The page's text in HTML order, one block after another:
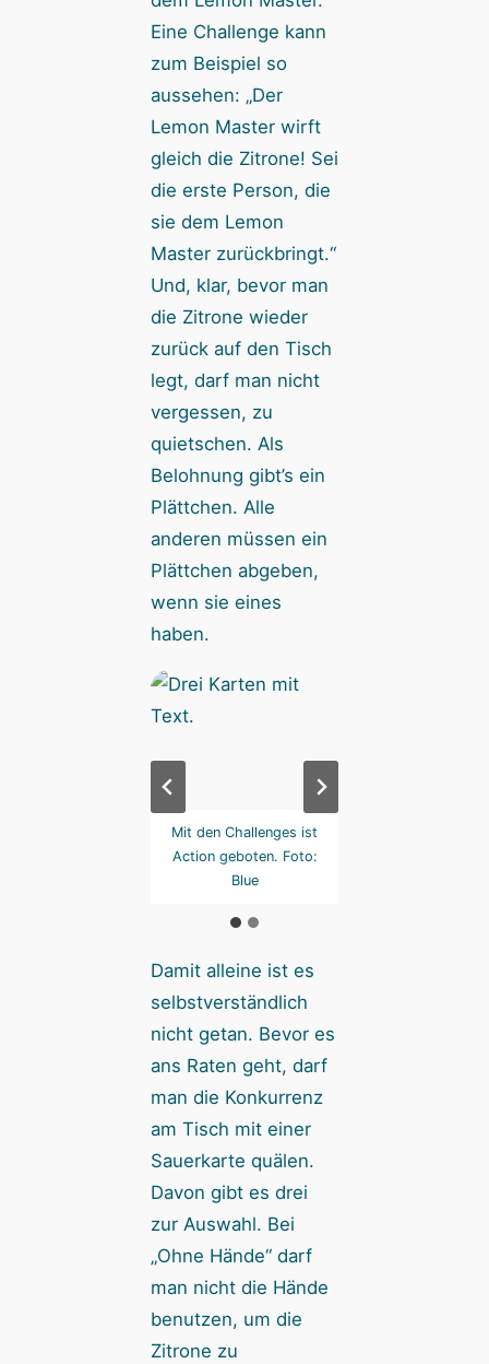
Eine Challenge kann
zum Beispiel so
aussehen: „Der
Lemon Master wirft
gleich die Zitrone! Sei
die erste Person, die
sie dem Lemon
Master zurückbringt.“
Und, klar, bevor man
die Zitrone wieder
zurück auf den Tisch
legt, darf man nicht
vergessen, zu
quietschen. Als
Belohnung gibt’s ein
Plättchen. Alle
anderen müssen ein
Plättchen abgeben,
wenn sie eines
haben.
Mit den Challenges ist
Action geboten. Foto:
Blue
Damit alleine ist es
selbstverständlich
nicht getan. Bevor es
ans Raten geht, darf
man die Konkurrenz
am Tisch mit einer
Sauerkarte quälen.
Davon gibt es drei
zur Auswahl. Bei
„Ohne Hände“ darf
man nicht die Hände
benutzen, um die
Zitrone zu